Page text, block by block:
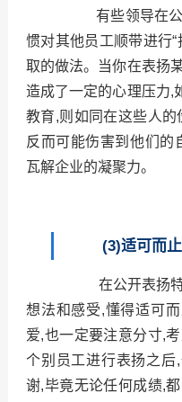
有些领导在公开
惯对其他员工顺带进行
取的做法。当你在表扬
造成了一定的心理压力,
教育,则如同在这些人
反而可能伤害到他们的
瓦解企业的凝聚力。
(3)适可而
在公开表扬特定
想法和感受,懂得适可
爱,也一定要注意分寸,
个别员工进行表扬之
谢,毕竟无论任何成绩,